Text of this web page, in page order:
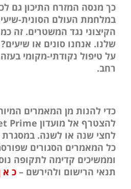
כך מנסה המזרח התיכון גם
במלחמת העולם הסונית-
הקיצוני נגד המשטרים. זה
שלנו. אנחנו סונים או
על טיפול נקודתי-מקומי
רחב.
כדי להנות מן המאמרים
לחצי שנה או לשנה. במסגרת
כל המאמרים הסגורים
וממשיכים קדימה לתקופה
תנאי הרישום ולהירשם – כ א